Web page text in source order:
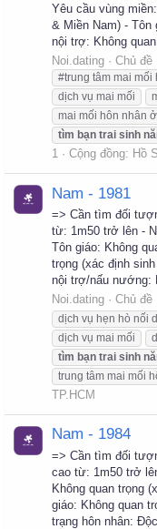
Yêu cầu vùng
& Miền Nam) - Tôn
nội trợ: Không
Noi.dating
Chủ đề
#trung tâm mai
dịch vụ mai mối
mai mối hôn nhân
tìm bạn trai sinh
1
Cộng đồng: Hồ
Nam - 1981
=> Cần tìm đối
từ: 1m50 trở lên -
Tôn giáo: Không
trọng (xác định
nội trợ/nấu nướng:
Noi.dating
Chủ đề
dịch vụ hẹn hò nối
dịch vụ mai mối
tìm bạn trai sinh
trung tâm mai mối
TP.HCM
Nam - 1984
=> Cần tìm đối
cao từ: 1m50 trở
Không quan trọng
giáo: Không quan
trạng hôn nhân: